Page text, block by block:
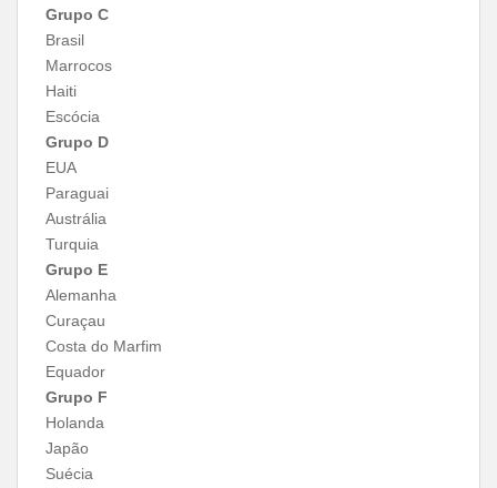
Grupo C
Brasil
Marrocos
Haiti
Escócia
Grupo D
EUA
Paraguai
Austrália
Turquia
Grupo E
Alemanha
Curaçau
Costa do Marfim
Equador
Grupo F
Holanda
Japão
Suécia